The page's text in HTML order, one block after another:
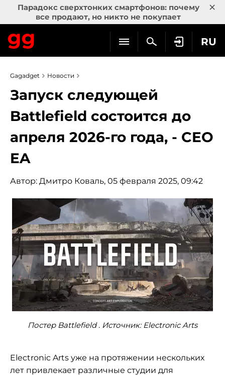
Парадокс сверхтонких смартфонов: почему
все продают, но никто не покупает
×
RU
Gagadget Новости
Запуск следующей
Battlefield состоится до
апреля 2026-го года, - CEO
EA
Автор: Дмитро Коваль, 05 февраля 2025, 09:42
Постер Battlefield . Источник: Electronic Arts
Electronic Arts уже на протяжении нескольких
лет привлекает различные студии для